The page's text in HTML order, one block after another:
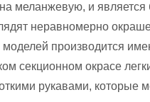
меланжевую, и
неравномерно
моделей производится
секционном окрасе
рукавами, которые